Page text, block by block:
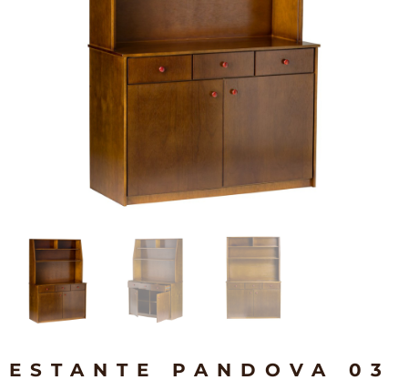
ESTANTE PANDOVA 03